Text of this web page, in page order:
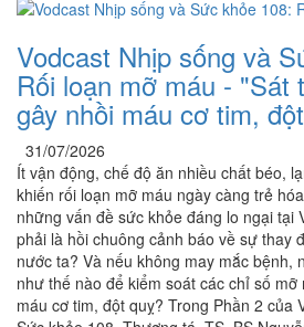
Vodcast Nhịp sống và
Rối loạn mỡ máu - "Sát
gây nhồi máu cơ tim,
31/07/2026
Ít vận động, chế độ ăn nhiều chất béo,
khiến rối loạn mỡ máu ngày càng trẻ
những vấn đề sức khỏe đáng lo ngại tại
phải là hồi chuông cảnh báo về sự thay
nước ta? Và nếu không may mắc bệnh,
như thế nào để kiểm soát các chỉ số
máu cơ tim, đột quỵ? Trong Phần 2 của